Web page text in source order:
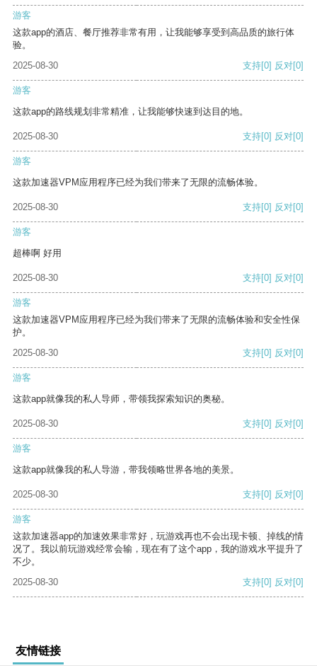
游客
这款app的酒店、餐厅推荐非常有用，让我能够享受到高品质的旅行体
验。
2025-08-30
支持[0] 反对[0]
游客
这款app的路线规划非常精准，让我能够快速到达目的地。
2025-08-30 支持[0] 反对[0]
游客
这款加速器VPM应用程序已经为我们带来了无限的流畅体验。
2025-08-30 支持[0] 反对[0]
游客
超棒啊 好用
2025-08-30 支持[0] 反对[0]
游客
这款加速器VPM应用程序已经为我们带来了无限的流畅体验和安全性保
护。
2025-08-30
支持[0] 反对[0]
游客
这款app就像我的私人导师，带领我探索知识的奥秘。
2025-08-30 支持[0] 反对[0]
游客
这款app就像我的私人导游，带我领略世界各地的美景。
2025-08-30 支持[0] 反对[0]
游客
这款加速器app的加速效果非常好，玩游戏再也不会出现卡顿、掉线的情
况了。我以前玩游戏经常会输，现在有了这个app，我的游戏水平提升了
不少。
2025-08-30
支持[0] 反对[0]
友情链接